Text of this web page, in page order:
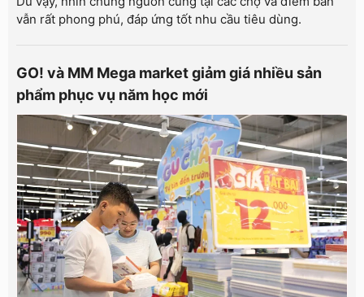
vẫn rất phong phú, đáp ứng tốt nhu cầu tiêu dùng.
GO! và MM Mega market giảm giá nhiều sản
phẩm phục vụ năm học mới